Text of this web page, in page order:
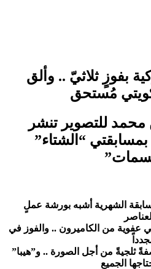
بفوزٍ ثلاثيّ .. وألق
مُستحق
للتصوير تنشر
بمسابقتي “الشتاء”
الشهرية أشبه بورشة عملٍ
عفوية من الكاميرون .. والفوز في
ثلجيةً من أجل الصورة .. و”هيبا”
الجميع